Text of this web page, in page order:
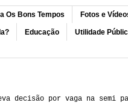
Os Bons Tempos Fotos e
Educação Utilidade
decisão por vaga na semi